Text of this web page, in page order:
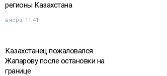
регионы Казахстана
вчера, 11:41
Казахстанец пожаловался
Жапарову после остановки на
границе